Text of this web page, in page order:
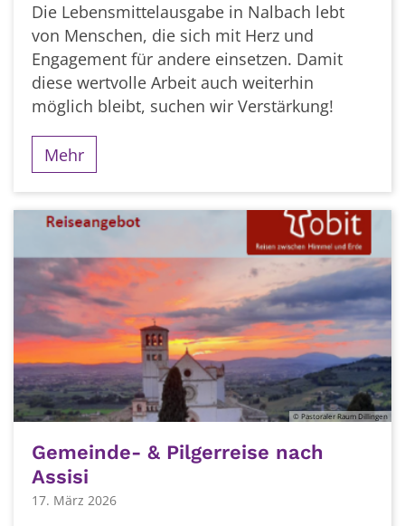
Die Lebensmittelausgabe in Nalbach lebt
von Menschen, die sich mit Herz und
Engagement für andere einsetzen. Damit
diese wertvolle Arbeit auch weiterhin
möglich bleibt, suchen wir Verstärkung!
Mehr
© Pastoraler Raum Dillingen
Gemeinde- & Pilgerreise nach
Assisi
17. März 2026